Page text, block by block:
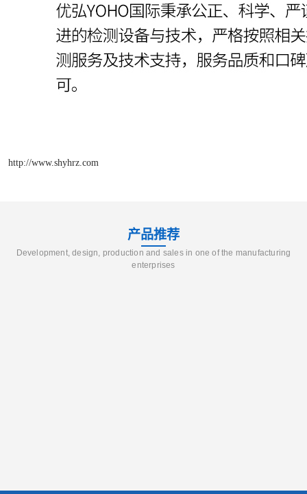
http://www.shyhrz.com
产品推荐
Development, design, production and sales in one of the manufacturing
enterprises